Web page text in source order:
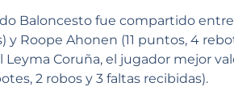
Baloncesto fue compartido
y Roope Ahonen (11 puntos, 4
Leyma Coruña, el jugador mejor
2 robos y 3 faltas recibidas).